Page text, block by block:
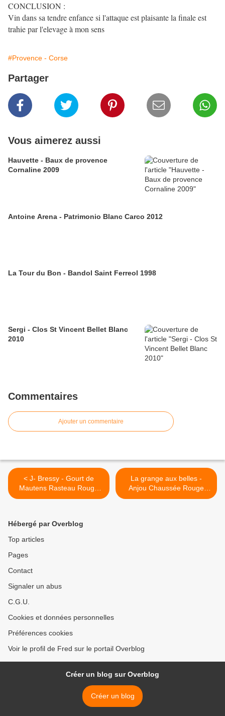
CONCLUSION :
Vin dans sa tendre enfance si l'attaque est plaisante la finale est
trahie par l'elevage à mon sens
#Provence - Corse
Partager
Vous aimerez aussi
Hauvette - Baux de provence
Cornaline 2009
Antoine Arena - Patrimonio Blanc Carco 2012
La Tour du Bon - Bandol Saint Ferreol 1998
Sergi - Clos St Vincent Bellet Blanc
2010
Commentaires
Ajouter un commentaire
< J- Bressy - Gourt de
Mautens Rasteau Rouge
2006
La grange aux belles -
Anjou Chaussée Rouge
2006 >
Hébergé par Overblog
Top articles
Pages
Contact
Signaler un abus
C.G.U.
Cookies et données personnelles
Préférences cookies
Voir le profil de Fred sur le portail Overblog
Créer un blog sur Overblog
Créer un blog